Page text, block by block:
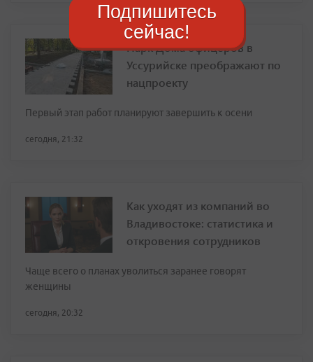
Парк Дома офицеров в
Уссурийске преображают по
нацпроекту
Первый этап работ планируют завершить к осени
сегодня, 21:32
Как уходят из компаний во
Владивостоке: статистика и
откровения сотрудников
Чаще всего о планах уволиться заранее говорят
женщины
сегодня, 20:32
Подпишитесь
сейчас!